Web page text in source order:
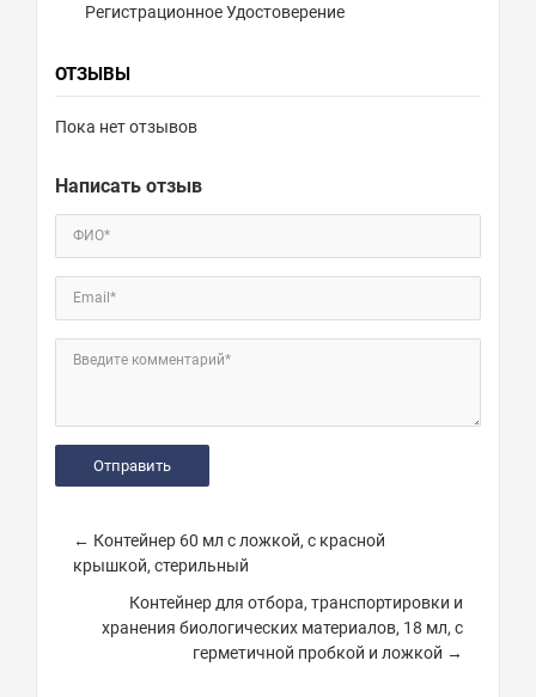
Регистрационное Удостоверение
ОТЗЫВЫ
Пока нет отзывов
Написать отзыв
ФИО*
Email*
Введите комментарий*
← Контейнер 60 мл с ложкой, с красной
крышкой, стерильный
Контейнер для отбора, транспортировки и
хранения биологических материалов, 18 мл, с
герметичной пробкой и ложкой →